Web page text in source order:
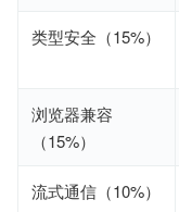
类型安全（15%）
浏览器兼容
（15%）
流式通信（10%）